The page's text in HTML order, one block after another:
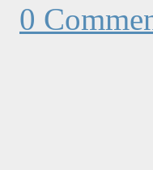
0